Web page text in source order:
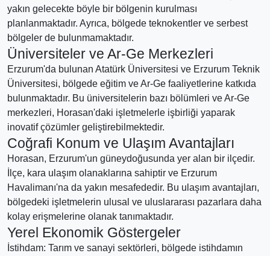
yakın gelecekte böyle bir bölgenin kurulması
planlanmaktadır. Ayrıca, bölgede teknokentler ve serbest
bölgeler de bulunmamaktadır.
Üniversiteler ve Ar-Ge Merkezleri
Erzurum'da bulunan Atatürk Üniversitesi ve Erzurum Teknik
Üniversitesi, bölgede eğitim ve Ar-Ge faaliyetlerine katkıda
bulunmaktadır. Bu üniversitelerin bazı bölümleri ve Ar-Ge
merkezleri, Horasan'daki işletmelerle işbirliği yaparak
inovatif çözümler geliştirebilmektedir.
Coğrafi Konum ve Ulaşım Avantajları
Horasan, Erzurum'un güneydoğusunda yer alan bir ilçedir.
İlçe, kara ulaşım olanaklarına sahiptir ve Erzurum
Havalimanı'na da yakın mesafededir. Bu ulaşım avantajları,
bölgedeki işletmelerin ulusal ve uluslararası pazarlara daha
kolay erişmelerine olanak tanımaktadır.
Yerel Ekonomik Göstergeler
İstihdam: Tarım ve sanayi sektörleri, bölgede istihdamın